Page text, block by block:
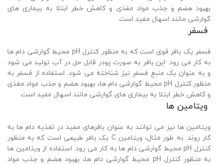
بهبود هضم و جذب مواد مغذی و کاهش خطر ابتلا به بیماری های
گوارشی مانند اسهال مفید است.
فسفر
فسفر یک بافر قوی است که به منظور کنترل pH محیط گوارشی دام ها
به کار می رود. این بافر به صورت پودر قابل حل در آب تولید می شود
و به عنوان یک منبع فسفر نیز شناخته می شود. استفاده از فسفر به
منظور کنترل pH محیط گوارشی دام ها، بهبود هضم و جذب مواد مغذی
و کاهش خطر ابتلا به بیماری های گوارشی مانند اسهال مفید است.
ویتامین ها
ویتامین ها نیز می توانند به عنوان بافرهای مفید در تغذیه دام ها به
کار روند. به طور مثال، ویتامین C یک بافر طبیعی است که به منظور
کنترل pH محیط گوارشی دام ها به کار می رود. استفاده از ویتامین ها
به منظور کنترل pH محیط گوارشی دام ها، بهبود هضم و جذب مواد